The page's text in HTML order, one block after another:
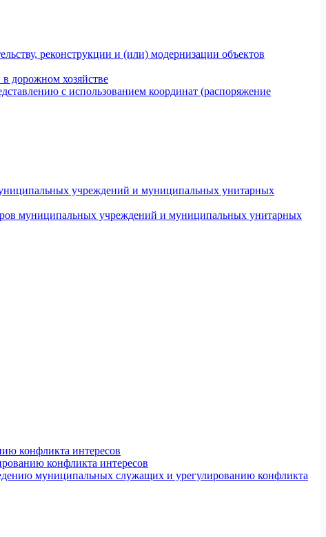
реконструкции и (или) модернизации объектов
дорожном хозяйстве
с использованием координат (распоряжение
учреждений и муниципальных унитарных
муниципальных учреждений и муниципальных унитарных
конфликта интересов
конфликта интересов
муниципальных служащих и урегулированию конфликта